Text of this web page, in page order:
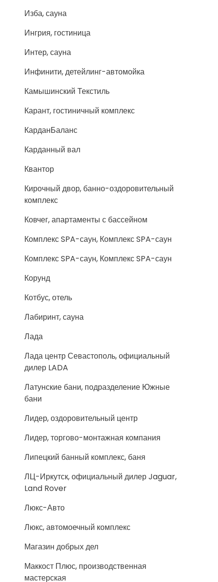
Изба, сауна
Ингрия, гостиница
Интер, сауна
Инфинити, детейлинг-автомойка
Камышинский Текстиль
Карант, гостиничный комплекс
КарданБаланс
Карданный вал
Квантор
Кирочный двор, банно-оздоровительный
комплекс
Ковчег, апартаменты с бассейном
Комплекс SPA-саун, Комплекс SPA-саун
Комплекс SPA-саун, Комплекс SPA-саун
Корунд
Котбус, отель
Лабиринт, сауна
Лада
Лада центр Севастополь, официальный
дилер LADA
Латунские бани, подразделение Южные
бани
Лидер, оздоровительный центр
Лидер, торгово-монтажная компания
Липецкий банный комплекс, баня
ЛЦ-Иркутск, официальный дилер Jaguar,
Land Rover
Люкс-Авто
Люкс, автомоечный комплекс
Магазин добрых дел
Маккост Плюс, производственная
мастерская